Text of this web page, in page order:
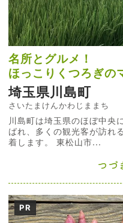
名所とグルメ！
ほっこりくつろぎの
埼玉県川島町
さいたまけんかわじままち
川島町は埼玉県のほぼ中央
ばれ、多くの観光客が訪れ
着します。 東松山市...
つづ
PR